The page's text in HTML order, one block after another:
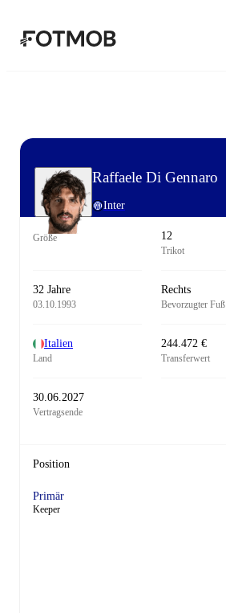
Raffaele Di Gennaro
Inter
Größe 12
Trikot
32 Jahre
03.10.1993
Rechts
Bevorzugter Fuß
Italien
Land
244.472 €
Transferwert
30.06.2027
Vertragsende
Position
Primär
Keeper